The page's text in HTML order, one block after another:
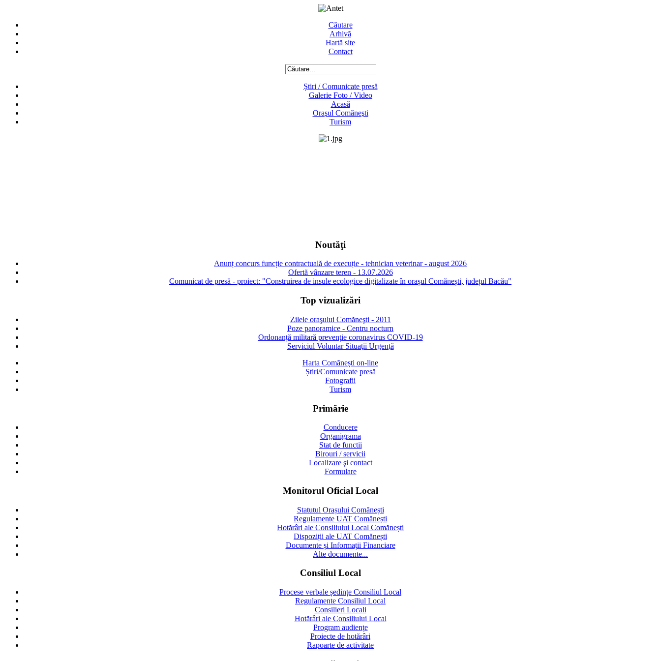
Căutare
Arhivă
Hartă site
Contact
Știri / Comunicate presă
Galerie Foto / Video
Acasă
Oraşul Comăneşti
Turism
Noutăţi
Anunț concurs funcție contractuală de execuție - tehnician veterinar - august 2026
Ofertă vânzare teren - 13.07.2026
Comunicat de presă - proiect: "Construirea de insule ecologice digitalizate în orașul Comănești, județul Bacău"
Top vizualizări
Zilele oraşului Comăneşti - 2011
Poze panoramice - Centru nocturn
Ordonanță militară prevenție coronavirus COVID-19
Serviciul Voluntar Situaţii Urgenţă
Harta Comănești on-line
Știri/Comunicate presă
Fotografii
Turism
Primărie
Conducere
Organigrama
Stat de functii
Birouri / servicii
Localizare şi contact
Formulare
Monitorul Oficial Local
Statutul Orașului Comănești
Regulamente UAT Comănești
Hotărâri ale Consiliului Local Comănești
Dispoziții ale UAT Comănești
Documente și Informații Financiare
Alte documente...
Consiliul Local
Procese verbale ședințe Consiliul Local
Regulamente Consiliul Local
Consilieri Locali
Hotărâri ale Consiliului Local
Program audienţe
Proiecte de hotărâri
Rapoarte de activitate